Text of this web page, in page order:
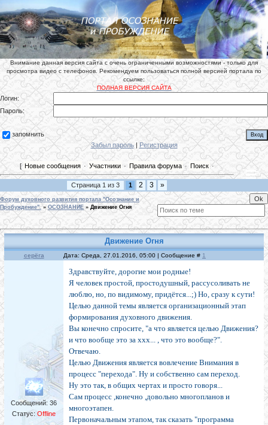
Внимание данная версия сайта с очень ограниченными возможностями - только для
просмотра видео с телефонов. Рекомендуем пользоваться полной версией портала по
ссылке:
ПОЛНАЯ ВЕРСИЯ САЙТА
Логин:
Пароль:
запомнить
Забыл пароль| Регистрация
[ Новые сообщения · Участники · Правила форума · Поиск·
Страница 1 из 3 1 2 3 »
Форум духовного развития портала "Осознание и
Пробуждение". » ОСОЗНАНИЕ » Движение Огня
Движение Огня
cерёга Дата: Среда, 27.01.2016, 05:00 | Сообщение # 1
Сообщений: 36
Статус: Offline
Здравствуйте, дорогие мои родные!
Я человек простой, простодушный, рассусоливать не
люблю, но, по видимому, придётся...;) Но, сразу к сути!
Целью данной темы является организационный этап
формирования духовного движения.
Вы конечно спросите, "а что является целью Движения?
и что вообще это за ххх... , что это вообще?".
Отвечаю.
Целью Движения является вовлечение Внимания в
процесс "перехода". Ну и собственно сам переход.
Ну это так, в общих чертах и просто говоря...
Сам процесс ,конечно ,довольно многопланов и
многоэтапен.
Первоначальным этапом, так сказать "программа